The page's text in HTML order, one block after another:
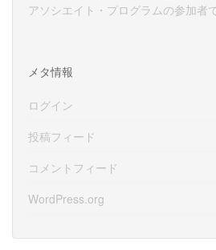
アソシエイト・プログラムの参加者で
メタ情報
ログイン
投稿フィード
コメントフィード
WordPress.org